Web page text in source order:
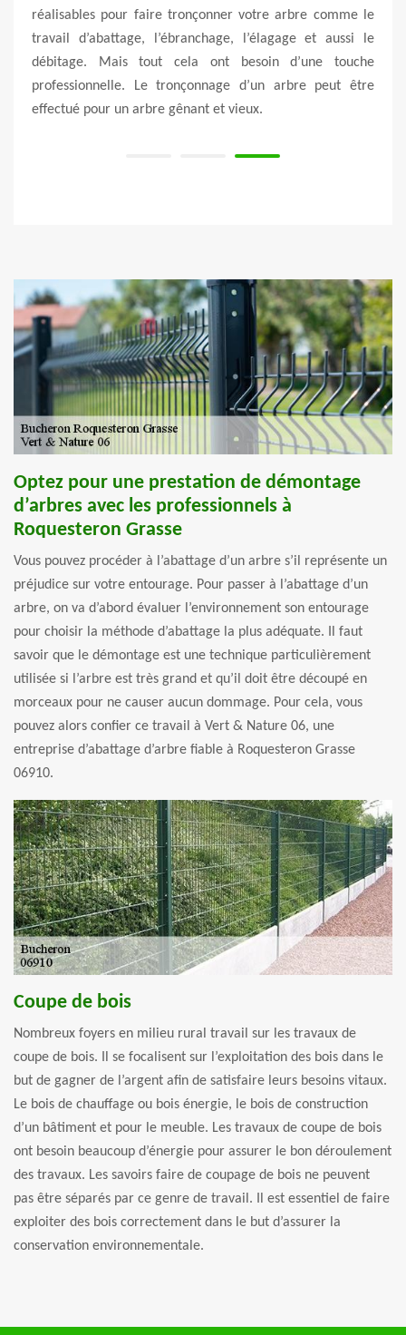
réalisables pour faire tronçonner votre arbre comme le
travail d’abattage, l’ébranchage, l’élagage et aussi le
débitage. Mais tout cela ont besoin d’une touche
professionnelle. Le tronçonnage d’un arbre peut être
effectué pour un arbre gênant et vieux.
Optez pour une prestation de démontage
d’arbres avec les professionnels à
Roquesteron Grasse
Vous pouvez procéder à l’abattage d’un arbre s’il représente un
préjudice sur votre entourage. Pour passer à l’abattage d’un
arbre, on va d’abord évaluer l’environnement son entourage
pour choisir la méthode d’abattage la plus adéquate. Il faut
savoir que le démontage est une technique particulièrement
utilisée si l’arbre est très grand et qu’il doit être découpé en
morceaux pour ne causer aucun dommage. Pour cela, vous
pouvez alors confier ce travail à Vert & Nature 06, une
entreprise d’abattage d’arbre fiable à Roquesteron Grasse
06910.
Coupe de bois
Nombreux foyers en milieu rural travail sur les travaux de
coupe de bois. Il se focalisent sur l’exploitation des bois dans le
but de gagner de l’argent afin de satisfaire leurs besoins vitaux.
Le bois de chauffage ou bois énergie, le bois de construction
d’un bâtiment et pour le meuble. Les travaux de coupe de bois
ont besoin beaucoup d’énergie pour assurer le bon déroulement
des travaux. Les savoirs faire de coupage de bois ne peuvent
pas être séparés par ce genre de travail. Il est essentiel de faire
exploiter des bois correctement dans le but d’assurer la
conservation environnementale.